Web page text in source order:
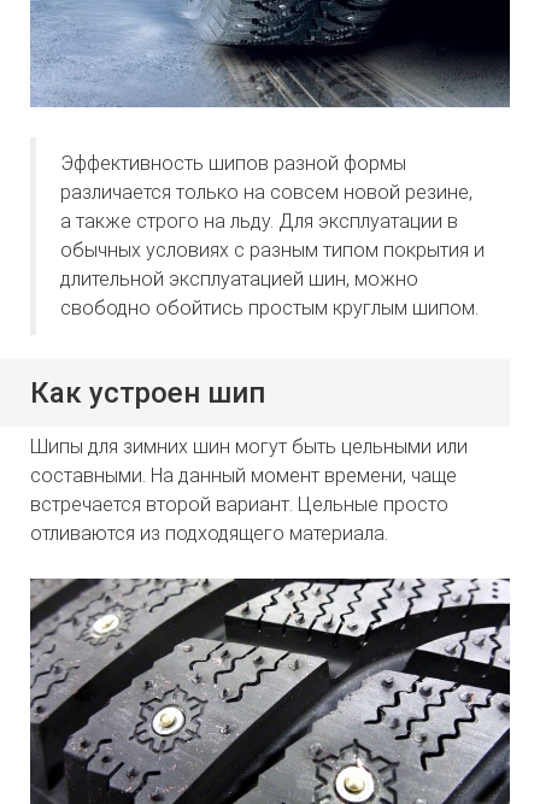
Эффективность шипов разной формы
различается только на совсем новой резине,
а также строго на льду. Для эксплуатации в
обычных условиях с разным типом покрытия и
длительной эксплуатацией шин, можно
свободно обойтись простым круглым шипом.
Как устроен шип
Шипы для зимних шин могут быть цельными или
составными. На данный момент времени, чаще
встречается второй вариант. Цельные просто
отливаются из подходящего материала.